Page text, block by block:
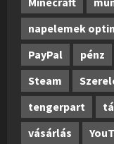
napelemek
PayPal
pénz
Steam
tengerpart
vásárlás